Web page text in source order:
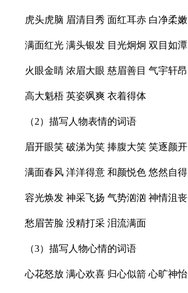
虎头虎脑 眉清目秀 面红耳赤 白净柔嫩
满面红光 满头银发 目光炯炯 双目如潭
火眼金睛 浓眉大眼 慈眉善目 气宇轩昂
高大魁梧 英姿飒爽 衣着得体
（2）描写人物表情的词语
眉开眼笑 破涕为笑 捧腹大笑 笑逐颜开
满面春风 洋洋得意 和颜悦色 悠然自得
容光焕发 神采飞扬 气势汹汹 神情沮丧
愁眉苦脸 没精打采 泪流满面
（3）描写人物心情的词语
心花怒放 满心欢喜 归心似箭 心旷神怡